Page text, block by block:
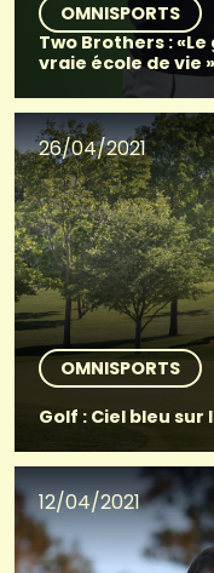
OMNISPORTS
Two Brothers :
vraie école de vie »
26/04/2021
OMNISPORTS
Golf : Ciel bleu
12/04/2021